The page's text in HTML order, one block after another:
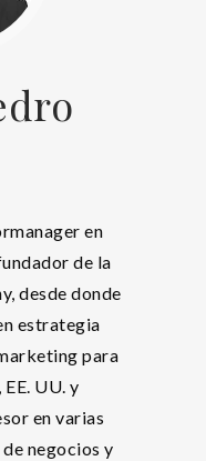
en
de la
desde donde
estrategia
para
UU. y
en varias
negocios y